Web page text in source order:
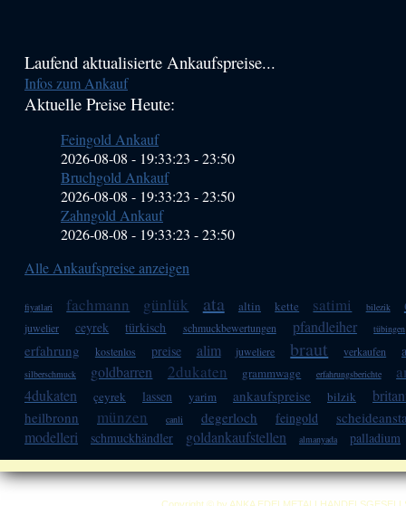
Haupt-
Sidebar
Laufend aktualisierte Ankaufspreise...
Infos zum Ankauf
Aktuelle Preise Heute:
Feingold Ankauf
2026-08-08 - 19:33:23 -23:50
Bruchgold Ankauf
2026-08-08 - 19:33:23 -23:50
Zahngold Ankauf
2026-08-08 - 19:33:23 -23:50
Alle Ankaufspreise anzeigen
fiyatlari fachmann günlük ata altin kette satimi bilezik
juwelier ceyrek türkisch schmuckbewertungen pfandleiher tübingen
erfahrung kostenlos preise alim juweliere braut verkaufen
silberschmuck goldbarren 2dukaten grammwage erfahrungsberichte
4dukaten çeyrek lassen yarim ankaufspreise bilzik
heilbronn münzen canli degerloch feingold
modelleri schmuckhändler goldankaufstellen almanyada palladium